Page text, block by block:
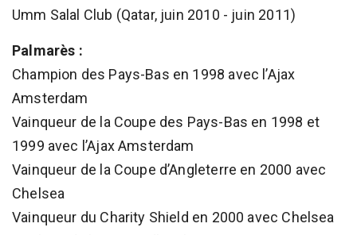
Umm Salal Club (Qatar, juin 2010 - juin 2011)
Palmarès :
Champion des Pays-Bas en 1998 avec l’Ajax
Amsterdam
Vainqueur de la Coupe des Pays-Bas en 1998 et
1999 avec l’Ajax Amsterdam
Vainqueur de la Coupe d’Angleterre en 2000 avec
Chelsea
Vainqueur du Charity Shield en 2000 avec Chelsea